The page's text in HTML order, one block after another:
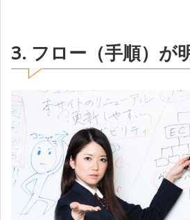
3. フロー（手順）が